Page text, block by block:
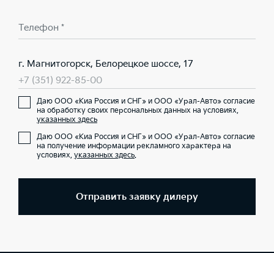
Телефон *
г. Магнитогорск, Белорецкое шоссе, 17
+7 (351) 922-85-00
Даю ООО «Киа Россия и СНГ» и ООО «Урал-Авто» согласие
на обработку своих персональных данных на условиях,
указанных здесь
Даю ООО «Киа Россия и СНГ» и ООО «Урал-Авто» согласие
на получение информации рекламного характера на
условиях, указанных здесь.
Отправить заявку дилеру